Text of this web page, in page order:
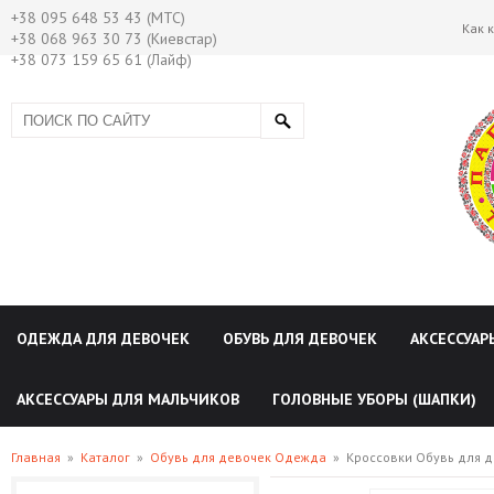
+38 095 648 53 43 (МТС)
+38 068 963 30 73 (Киевстар)
+38 073 159 65 61 (Лайф)
Как
ОДЕЖДА ДЛЯ ДЕВОЧЕК ОБУВЬ ДЛЯ ДЕВОЧЕК
АКСЕССУАРЫ ДЛЯ МАЛЬЧИКОВ ГОЛОВНЫЕ УБОРЫ (ШАПКИ)
Главная » Каталог » Обувь для девочек Одежда » Кроссовки Обувь для